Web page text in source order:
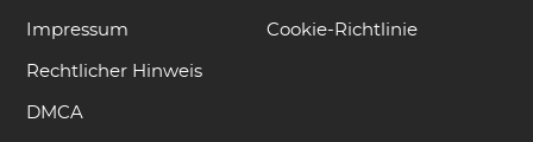
Impressum
Rechtlicher Hinweis
DMCA
Cookie-Richtlinie